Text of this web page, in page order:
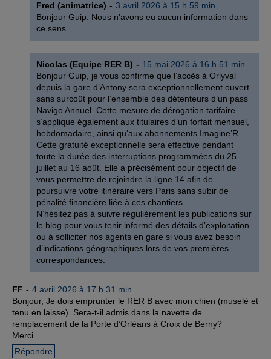
Fred (animatrice)
3 avril 2026 à 15 h 59 min
Bonjour Guip. Nous n’avons eu aucun information dans
ce sens.
Nicolas (Equipe RER B)
15 mai 2026 à 16 h 51 min
Bonjour Guip, je vous confirme que l’accès à Orlyval
depuis la gare d’Antony sera exceptionnellement ouvert
sans surcoût pour l’ensemble des détenteurs d’un pass
Navigo Annuel. Cette mesure de dérogation tarifaire
s’applique également aux titulaires d’un forfait mensuel,
hebdomadaire, ainsi qu’aux abonnements Imagine’R.
Cette gratuité exceptionnelle sera effective pendant
toute la durée des interruptions programmées du 25
juillet au 16 août. Elle a précisément pour objectif de
vous permettre de rejoindre la ligne 14 afin de
poursuivre votre itinéraire vers Paris sans subir de
pénalité financière liée à ces chantiers.
N’hésitez pas à suivre régulièrement les publications sur
le blog pour vous tenir informé des détails d’exploitation
ou à solliciter nos agents en gare si vous avez besoin
d’indications géographiques lors de vos premières
correspondances.
FF
4 avril 2026 à 17 h 31 min
Bonjour, Je dois emprunter le RER B avec mon chien (muselé et
tenu en laisse). Sera-t-il admis dans la navette de
remplacement de la Porte d’Orléans à Croix de Berny?
Merci.
Répondre